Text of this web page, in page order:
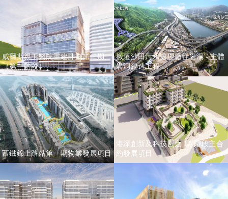
威爾斯親王醫院重建計劃第二期
（第一階段）
搬遷沙田污水處理廠往岩洞 - 主體
岩洞建造工程
西鐵錦上路站第一期物業發展項目
港深創新及科技園之 1A 階段主合
約發展項目